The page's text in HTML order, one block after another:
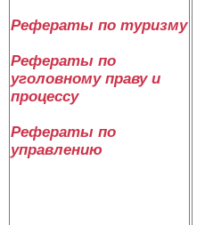
Рефераты по туризму
Рефераты по
уголовному праву и
процессу
Рефераты по
управлению